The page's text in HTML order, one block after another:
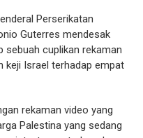
Perserikatan
Guterres mendesak
sebuah cuplikan rekaman
keji Israel terhadap empat
rekaman video yang
Palestina yang sedang